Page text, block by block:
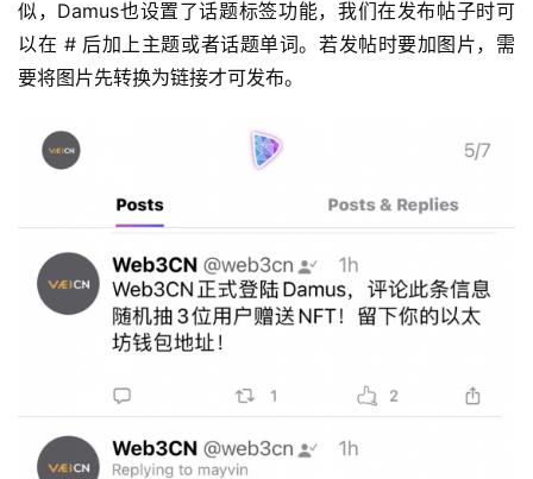
似，Damus也设置了话题标签功能，我们在发布帖子时可
以在 # 后加上主题或者话题单词。若发帖时要加图片，需
要将图片先转换为链接才可发布。